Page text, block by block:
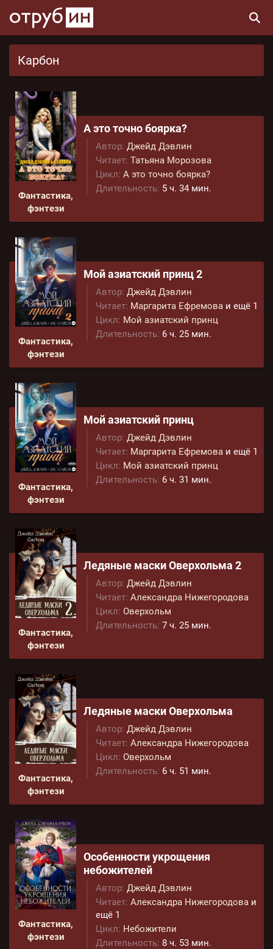
Карбон
Фантастика,
фэнтези
А это точно боярка?
Автор: Джейд Дэвлин
Читает: Татьяна Морозова
Цикл: А это точно боярка?
Длительность: 5 ч. 34 мин.
Фантастика,
фэнтези
Мой азиатский принц 2
Автор: Джейд Дэвлин
Читает: Маргарита Ефремова и ещё 1
Цикл: Мой азиатский принц
Длительность: 6 ч. 25 мин.
Фантастика,
фэнтези
Мой азиатский принц
Автор: Джейд Дэвлин
Читает: Маргарита Ефремова и ещё 1
Цикл: Мой азиатский принц
Длительность: 6 ч. 31 мин.
Фантастика,
фэнтези
Ледяные маски Оверхольма 2
Автор: Джейд Дэвлин
Читает: Александра Нижегородова
Цикл: Оверхольм
Длительность: 7 ч. 25 мин.
Фантастика,
фэнтези
Ледяные маски Оверхольма
Автор: Джейд Дэвлин
Читает: Александра Нижегородова
Цикл: Оверхольм
Длительность: 6 ч. 51 мин.
Фантастика,
фэнтези
Особенности укрощения
небожителей
Автор: Джейд Дэвлин
Читает: Александра Нижегородова и
ещё 1
Цикл: Небожители
Длительность: 8 ч. 53 мин.